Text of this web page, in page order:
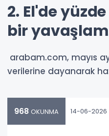
2. El'de
bir
arabam.com, mayıs
verilerine dayanarak
968 OKUNMA 14-06-2026